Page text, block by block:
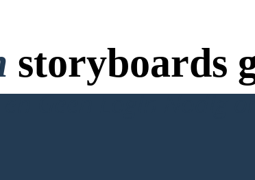
storyboards
Geen Login Nodig